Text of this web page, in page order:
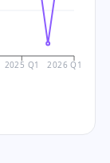
2025 Q1 2026 Q1